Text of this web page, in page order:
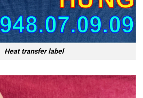
Heat transfer label